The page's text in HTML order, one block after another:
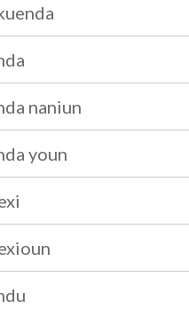
naniun
youn